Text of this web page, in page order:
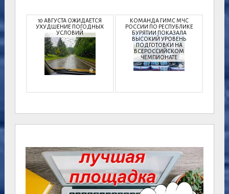
10 АВГУСТА ОЖИДАЕТСЯ
УХУДШЕНИЕ ПОГОДНЫХ
УСЛОВИЙ
КОМАНДА ГИМС МЧС
РОССИИ ПО РЕСПУБЛИКЕ
БУРЯТИИ ПОКАЗАЛА
ВЫСОКИЙ УРОВЕНЬ
ПОДГОТОВКИ НА
ВСЕРОССИЙСКОМ
ЧЕМПИОНАТЕ